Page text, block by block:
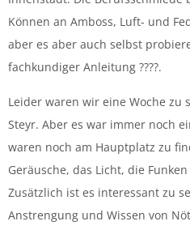
Können an Amboss, Luft- und
aber es aber auch selbst
fachkundiger Anleitung ????.
Leider waren wir eine Woche zu
Steyr. Aber es war immer noch
waren noch am Hauptplatz zu
Geräusche, das Licht, die
Zusätzlich ist es interessant zu
Anstrengung und Wissen von